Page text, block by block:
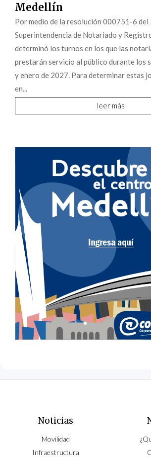
Medellín
Por medio de la resolución 000751-6 del
Superintendencia de Notariado y
determinó los turnos en los que las
prestarán servicio al público durante los
y enero de 2027. Para determinar estas
en...
leer más
Noticias
Movilidad
Infraestructura